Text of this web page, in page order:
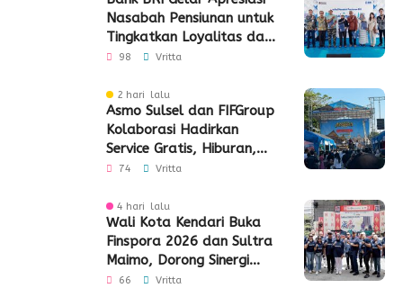
Nasabah Pensiunan untuk
Tingkatkan Loyalitas dan
Pengalaman Layanan
98 Vritta
2 hari lalu
Asmo Sulsel dan FIFGroup
Kolaborasi Hadirkan
Service Gratis, Hiburan,
hingga Penyaluran CSR
74 Vritta
4 hari lalu
Wali Kota Kendari Buka
Finspora 2026 dan Sultra
Maimo, Dorong Sinergi
Industri Keuangan
66 Vritta